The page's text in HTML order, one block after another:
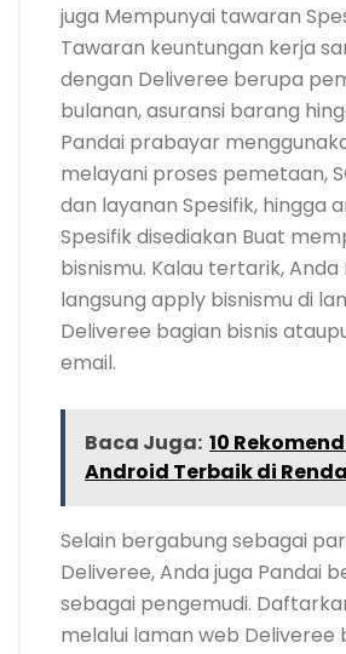
juga Mempunyai tawaran
Tawaran keuntungan kerja
dengan Deliveree berupa
bulanan, asuransi barang
Pandai prabayar
melayani proses pemetaan,
dan layanan Spesifik, hingga
Spesifik disediakan Buat
bisnismu. Kalau tertarik, Anda
langsung apply bisnismu di
Deliveree bagian bisnis
email.
Baca Juga: 10
Android Terbaik di
Selain bergabung sebagai
Deliveree, Anda juga Pandai
sebagai pengemudi.
melalui laman web Deliveree